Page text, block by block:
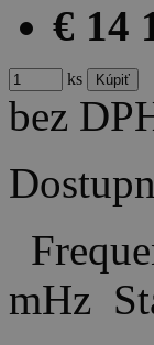
€ 14
ks
bez
mHz